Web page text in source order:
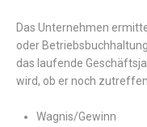
Das Unternehmen
oder
das laufende
wird, ob er noch
Wagnis/Gewinn